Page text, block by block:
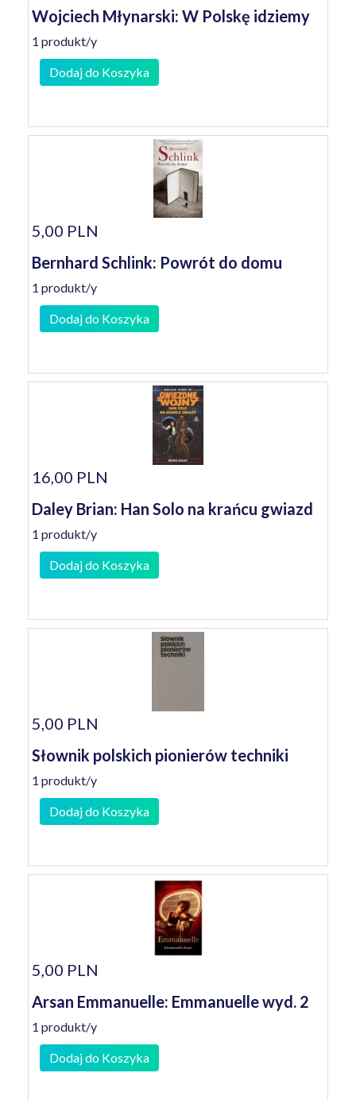
Wojciech Młynarski: W Polskę idziemy
1 produkt/y
Dodaj do Koszyka
5,00 PLN
Bernhard Schlink: Powrót do domu
1 produkt/y
Dodaj do Koszyka
16,00 PLN
Daley Brian: Han Solo na krańcu gwiazd
1 produkt/y
Dodaj do Koszyka
5,00 PLN
Słownik polskich pionierów techniki
1 produkt/y
Dodaj do Koszyka
5,00 PLN
Arsan Emmanuelle: Emmanuelle wyd. 2
1 produkt/y
Dodaj do Koszyka